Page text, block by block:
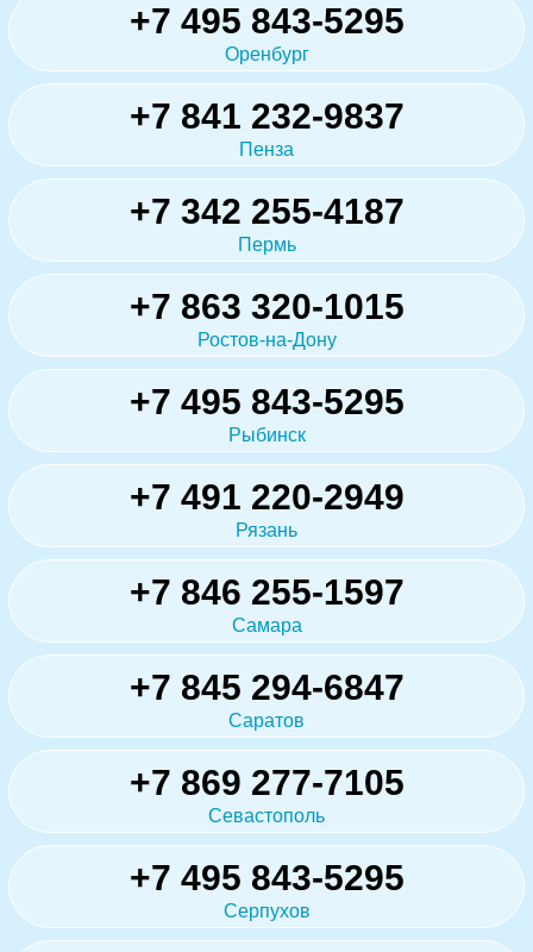
+7 495 843-5295
Оренбург
+7 841 232-9837
Пенза
+7 342 255-4187
Пермь
+7 863 320-1015
Ростов-на-Дону
+7 495 843-5295
Рыбинск
+7 491 220-2949
Рязань
+7 846 255-1597
Самара
+7 845 294-6847
Саратов
+7 869 277-7105
Севастополь
+7 495 843-5295
Серпухов